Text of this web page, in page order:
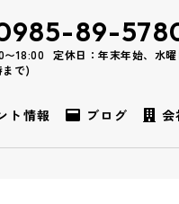
89-
〜18:00
定休日：年末年始、水曜
まで)
ト情報 ブログ 会